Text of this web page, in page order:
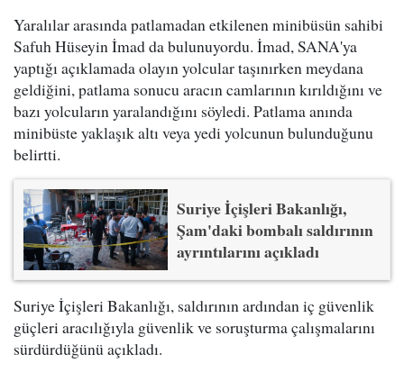
Yaralılar arasında patlamadan etkilenen minibüsün sahibi
Safuh Hüseyin İmad da bulunuyordu. İmad, SANA'ya
yaptığı açıklamada olayın yolcular taşınırken meydana
geldiğini, patlama sonucu aracın camlarının kırıldığını ve
bazı yolcuların yaralandığını söyledi. Patlama anında
minibüste yaklaşık altı veya yedi yolcunun bulunduğunu
belirtti.
Suriye İçişleri Bakanlığı,
Şam'daki bombalı saldırının
ayrıntılarını açıkladı
Suriye İçişleri Bakanlığı, saldırının ardından iç güvenlik
güçleri aracılığıyla güvenlik ve soruşturma çalışmalarını
sürdürdüğünü açıkladı.